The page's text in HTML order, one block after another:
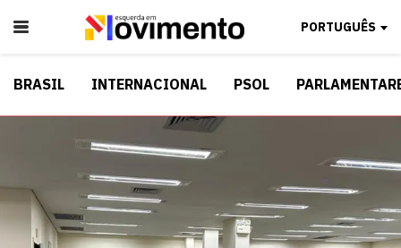
PORTUGUÊS
BRASIL INTERNACIONAL PSOL